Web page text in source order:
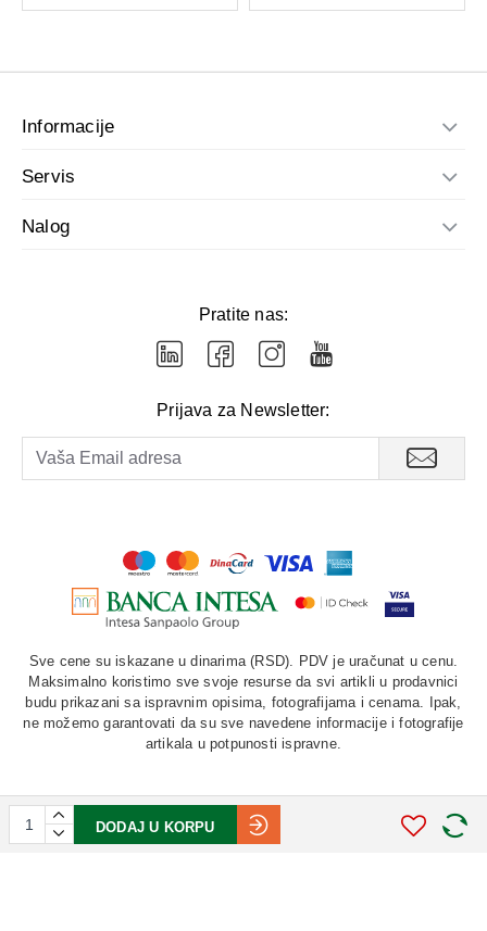
DODAJ U KORPU
Informacije
Servis
Nalog
Pratite nas:
Prijava za Newsletter:
Sve cene su iskazane u dinarima (RSD). PDV je uračunat u cenu.
Maksimalno koristimo sve svoje resurse da svi artikli u prodavnici
budu prikazani sa ispravnim opisima, fotografijama i cenama. Ipak,
ne možemo garantovati da su sve navedene informacije i fotografije
artikala u potpunosti ispravne.
©2026. AU "LAURUS". Sva prava zadržana.